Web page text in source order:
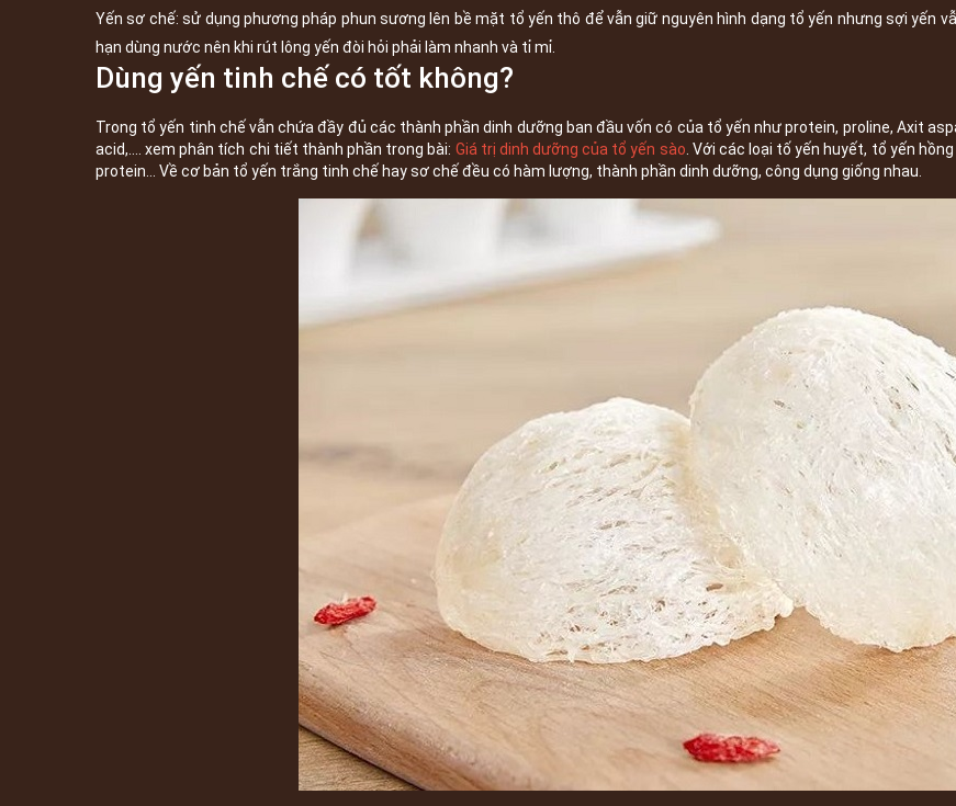
Yến sơ chế: sử dụng phương pháp phun sương lên bề mặt tổ yến thô để vẫn giữ nguyên hình dạng tổ yến nhưng sợi yến
hạn dùng nước nên khi rút lông yến đòi hỏi phải làm nhanh và tỉ mỉ.
Dùng yến tinh chế có tốt không?
Trong tổ yến tinh chế vẫn chứa đầy đủ các thành phần dinh dưỡng ban đầu vốn có của tổ yến như protein, proline, Axit
acid,.... xem phân tích chi tiết thành phần trong bài: Giá trị dinh dưỡng của tổ yến sào . Với các loại tố yến huyết, tổ yến
protein... Về cơ bản tổ yến trắng tinh chế hay sơ chế đều có hàm lượng, thành phần dinh dưỡng, công dụng giống nhau.